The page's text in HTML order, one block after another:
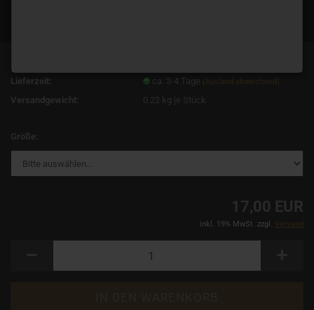
Lieferzeit:
ca. 3-4 Tage (Ausland abweichend)
Versandgewicht: 0.22 kg je Stück
Größe:
17,00 EUR
inkl. 19% MwSt. zzgl. Versand